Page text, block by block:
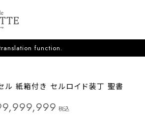
function.
ル 紙箱付き セルロイド装丁 聖書
税込